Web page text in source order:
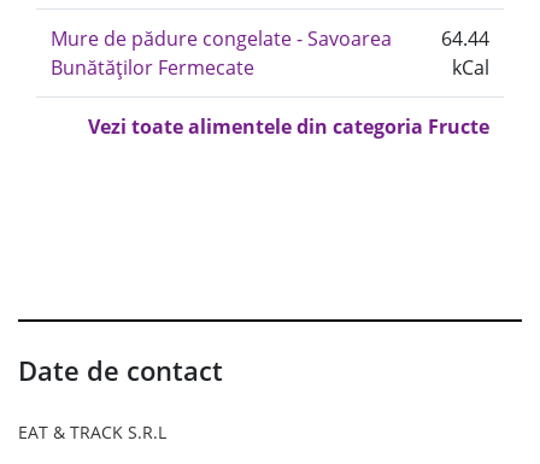
Mure de pădure congelate - Savoarea
Bunătăților Fermecate
64.44
kCal
Vezi toate alimentele din categoria Fructe
Date de contact
EAT & TRACK S.R.L